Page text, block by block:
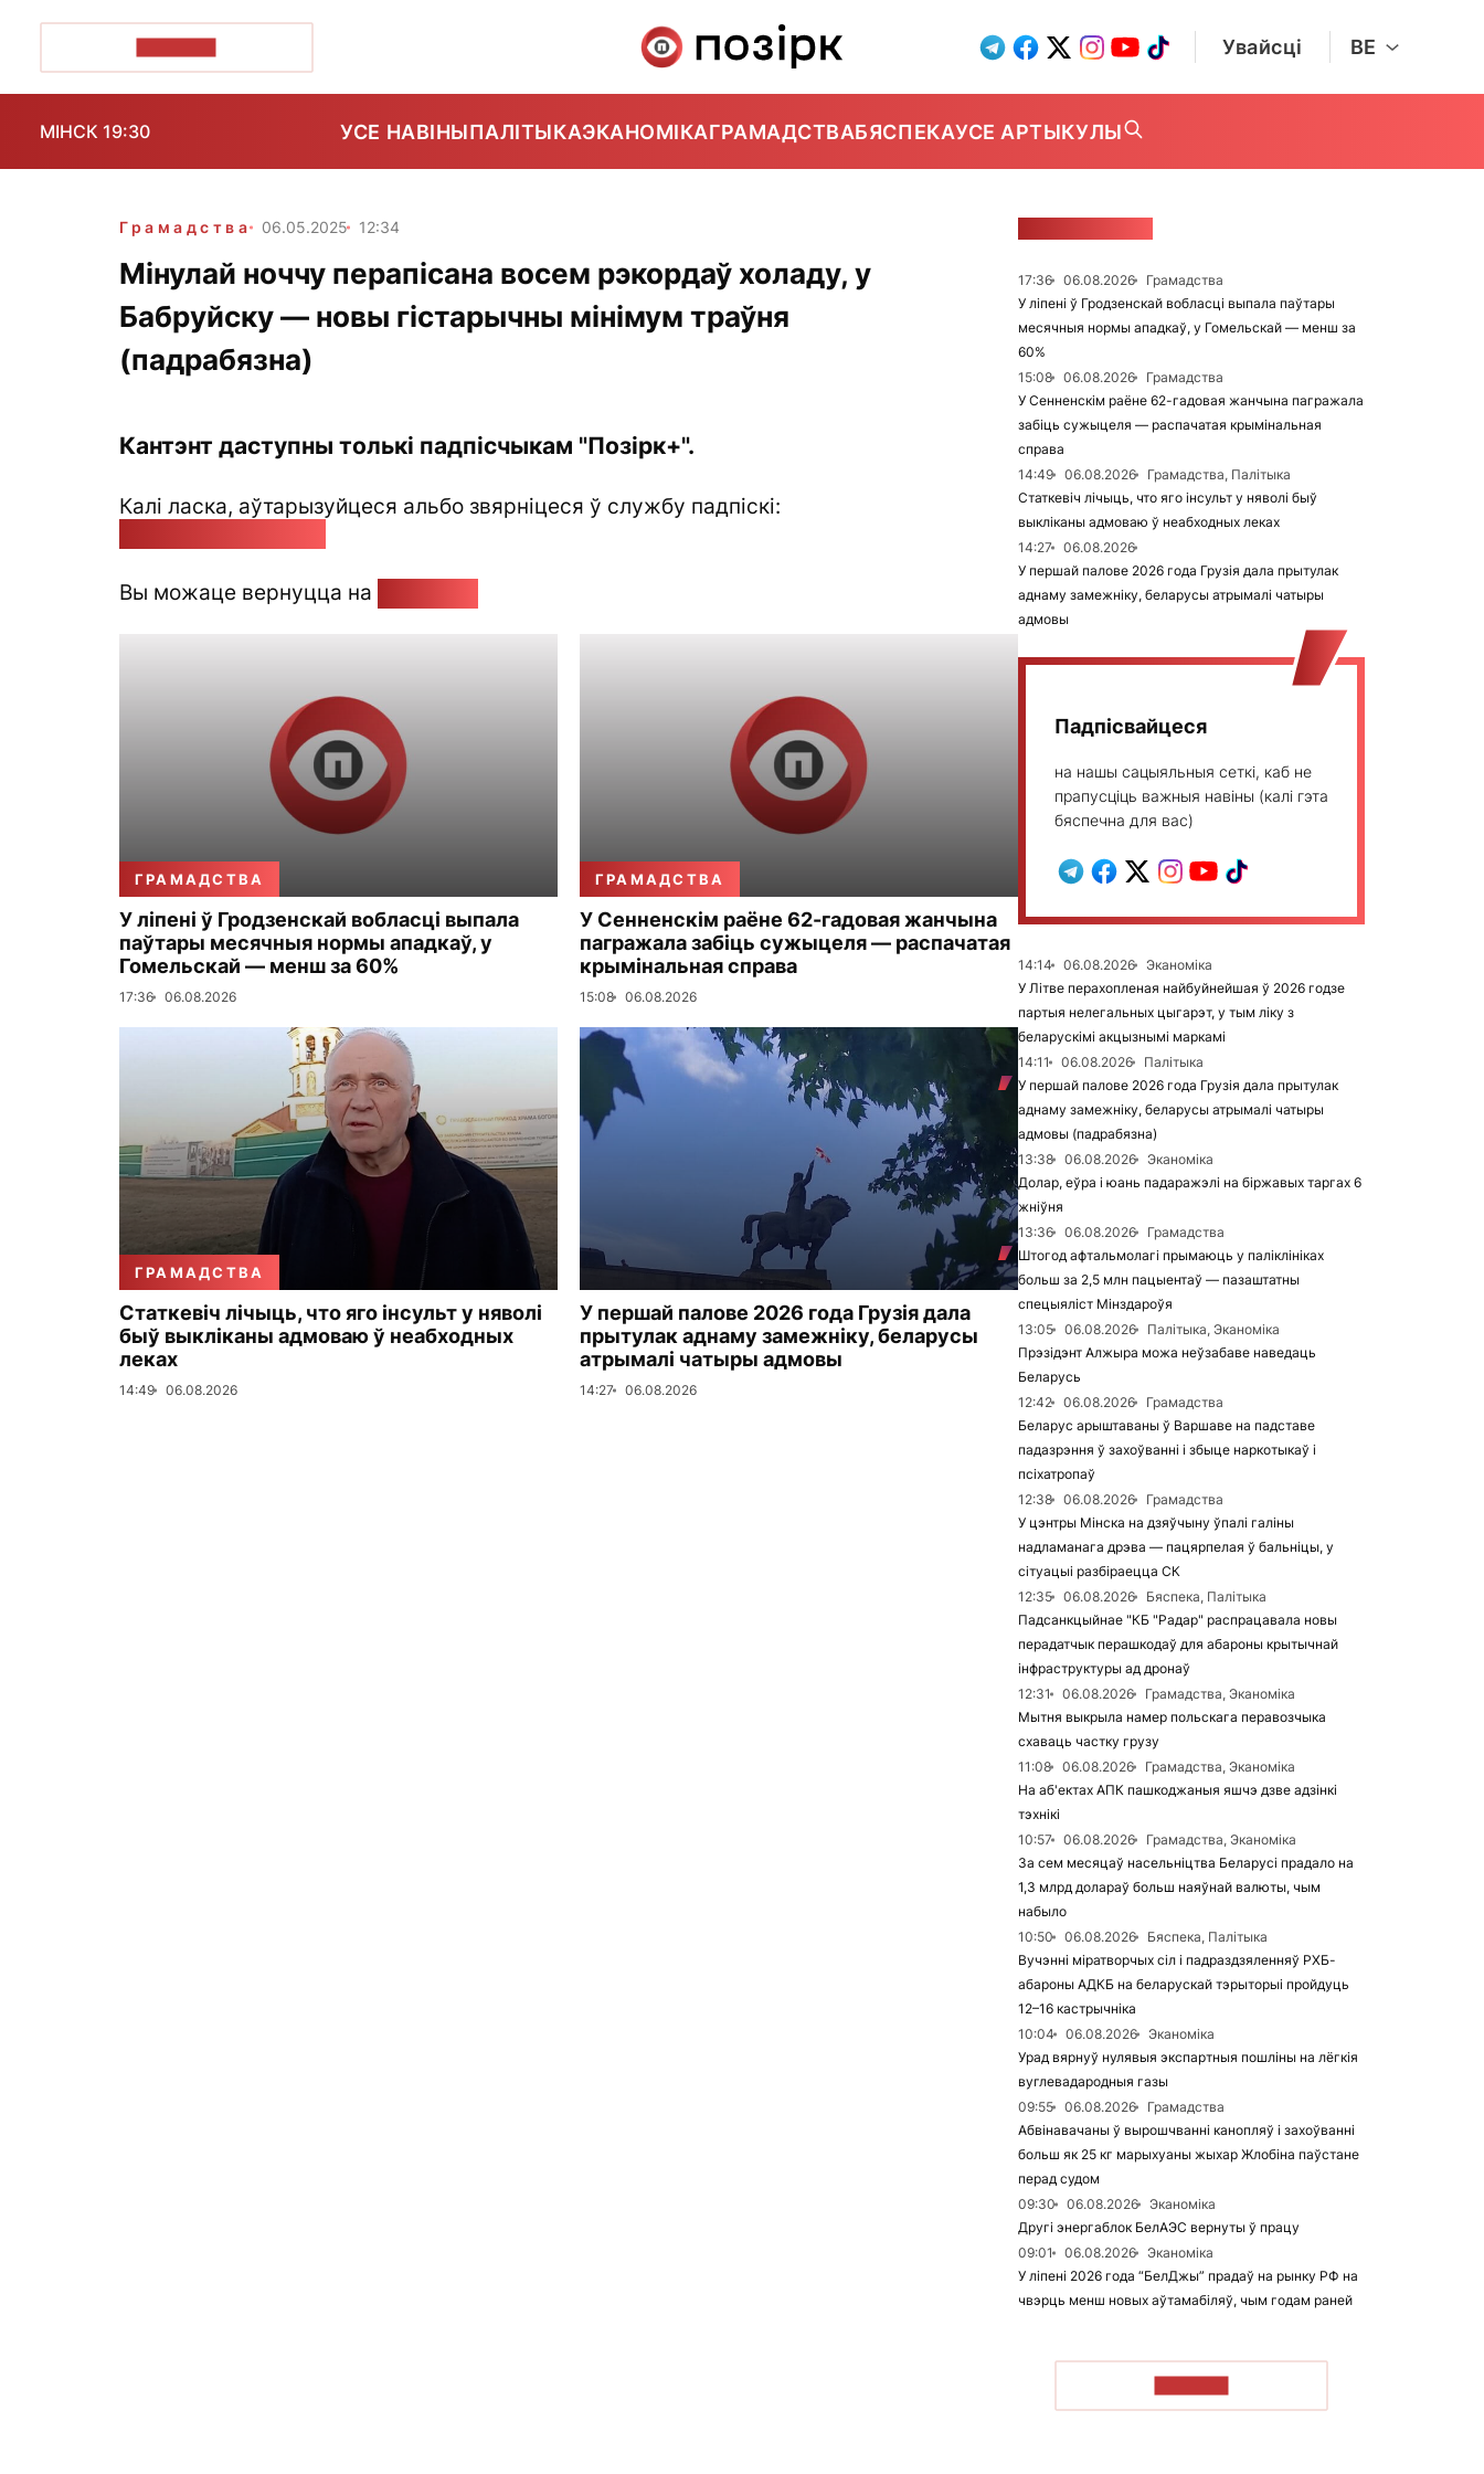
Увайсці BE
МІНСК 19:30 УСЕ НАВІНЫПАЛІТЫКАЭКАНОМІКАГРАМАДСТВАБЯСПЕКАУСЕ АРТЫКУЛЫ
Грамадства 06.05.2025 12:34
Мінулай ноччу перапісана восем рэкордаў холаду, у
Бабруйску — новы гістарычны мінімум траўня
(падрабязна)
Кантэнт даступны толькі падпісчыкам "Позірк+".
Калі ласка, аўтарызуйцеся альбо звярніцеся ў службу падпіскі:
Вы можаце вернуцца на
ГРАМАДСТВА
У ліпені ў Гродзенскай вобласці выпала
паўтары месячныя нормы ападкаў, у
Гомельскай — менш за 60%
17:36 06.08.2026
ГРАМАДСТВА
У Сенненскім раёне 62-гадовая жанчына
пагражала забіць сужыцеля — распачатая
крымінальная справа
15:08 06.08.2026
ГРАМАДСТВА
Статкевіч лічыць, что яго інсульт у няволі
быў выкліканы адмоваю ў неабходных
леках
14:49 06.08.2026
У першай палове 2026 года Грузія дала
прытулак аднаму замежніку, беларусы
атрымалі чатыры адмовы
14:27 06.08.2026
17:36 06.08.2026
Грамадства
У ліпені ў Гродзенскай вобласці выпала паўтары
месячныя нормы ападкаў, у Гомельскай — менш за
60%
15:08
06.08.2026
Грамадства
У Сенненскім раёне 62-гадовая жанчына пагражала
забіць сужыцеля — распачатая крымінальная
справа
14:49
06.08.2026
Грамадства, Палітыка
Статкевіч лічыць, что яго інсульт у няволі быў
выкліканы адмоваю ў неабходных леках
14:27
06.08.2026
У першай палове 2026 года Грузія дала прытулак
аднаму замежніку, беларусы атрымалі чатыры
адмовы
Падпісвайцеся
на нашы сацыяльныя сеткі, каб не
прапусціць важныя навіны (калі гэта
бяспечна для вас)
14:14 06.08.2026
Эканоміка
У Літве перахопленая найбуйнейшая ў 2026 годзе
партыя нелегальных цыгарэт, у тым ліку з
беларускімі акцызнымі маркамі
14:11
06.08.2026
Палітыка
У першай палове 2026 года Грузія дала прытулак
аднаму замежніку, беларусы атрымалі чатыры
адмовы (падрабязна)
13:38
06.08.2026
Эканоміка
Долар, еўра і юань падаражэлі на біржавых таргах 6
жніўня
13:36
06.08.2026
Грамадства
Штогод афтальмолагі прымаюць у паліклініках
больш за 2,5 млн пацыентаў — пазаштатны
спецыяліст Мінздароўя
13:05
06.08.2026
Палітыка, Эканоміка
Прэзідэнт Алжыра можа неўзабаве наведаць
Беларусь
12:42
06.08.2026
Грамадства
Беларус арыштаваны ў Варшаве на падставе
падазрэння ў захоўванні і збыце наркотыкаў і
псіхатропаў
12:38
06.08.2026
Грамадства
У цэнтры Мінска на дзяўчыну ўпалі галіны
надламанага дрэва — пацярпелая ў бальніцы, у
сітуацыі разбіраецца СК
12:35
06.08.2026
Бяспека, Палітыка
Падсанкцыйнае "КБ "Радар" распрацавала новы
перадатчык перашкодаў для абароны крытычнай
інфраструктуры ад дронаў
12:31
06.08.2026
Грамадства, Эканоміка
Мытня выкрыла намер польскага перавозчыка
схаваць частку грузу
11:08
06.08.2026
Грамадства, Эканоміка
На аб'ектах АПК пашкоджаныя яшчэ дзве адзінкі
тэхнікі
10:57
06.08.2026
Грамадства, Эканоміка
За сем месяцаў насельніцтва Беларусі прадало на
1,3 млрд долараў больш наяўнай валюты, чым
набыло
10:50
06.08.2026
Бяспека, Палітыка
Вучэнні міратворчых сіл і падраздзяленняў РХБ-
абароны АДКБ на беларускай тэрыторыі пройдуць
12–16 кастрычніка
10:04
06.08.2026
Эканоміка
Урад вярнуў нулявыя экспартныя пошліны на лёгкія
вуглевадародныя газы
09:55
06.08.2026
Грамадства
Абвінавачаны ў вырошчванні канопляў і захоўванні
больш як 25 кг марыхуаны жыхар Жлобіна паўстане
перад судом
09:30
06.08.2026
Эканоміка
Другі энергаблок БелАЭС вернуты ў працу
09:01
06.08.2026
Эканоміка
У ліпені 2026 года “БелДжы” прадаў на рынку РФ на
чвэрць менш новых аўтамабіляў, чым годам раней